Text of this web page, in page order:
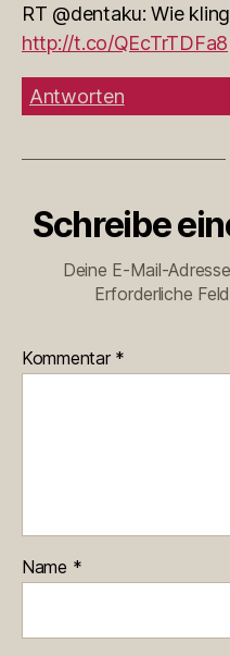
RT @dentaku: Wie
http://t.co/QEcTrTDFa8
Antworten
Schreibe
Deine E-Mail-
Erforderliche
Kommentar *
Name *